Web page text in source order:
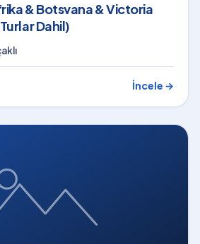
& Botsvana & Victoria
Dahil)
İncele →